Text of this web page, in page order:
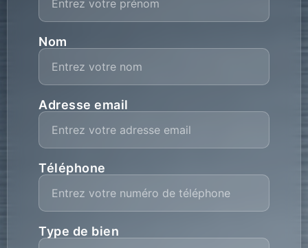
Nom
Adresse email
Téléphone
Type de bien